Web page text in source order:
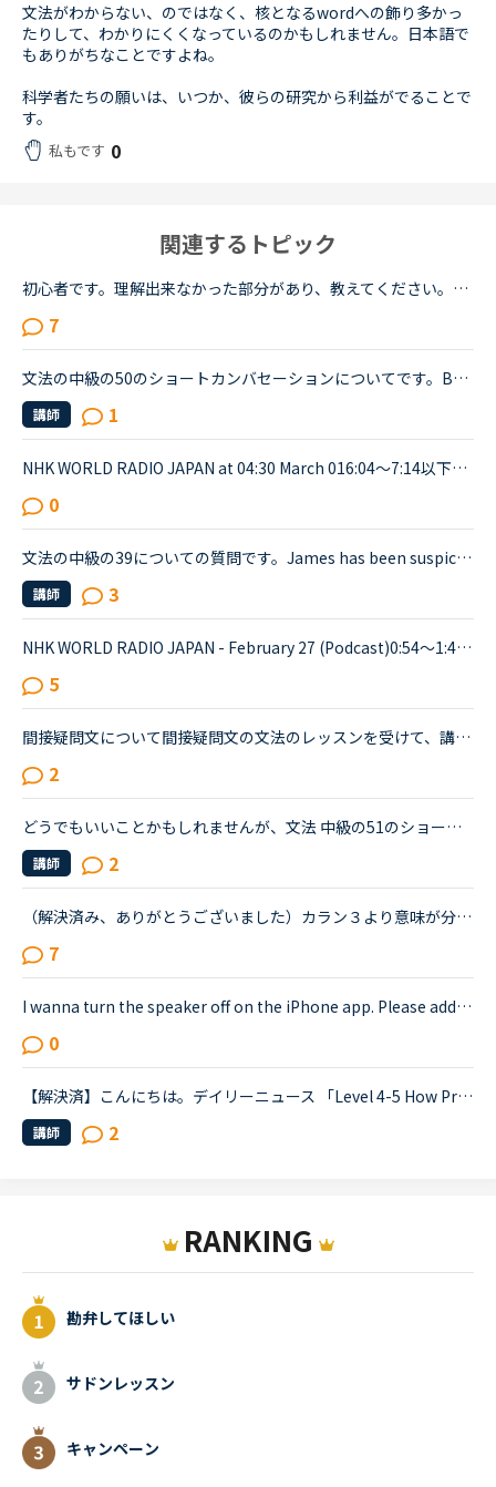
文法がわからない、のではなく、核となるwordへの飾り多かっ
たりして、わかりにくくなっているのかもしれません。日本語で
もありがちなことですよね。
科学者たちの願いは、いつか、彼らの研究から利益がでることで
す。
私もです 0
関連するトピック
初心者です。理解出来なかった部分があり、教えてください。James is asking Charlotte about Gabriella's birthday party. James When was Gabriella's birthday?Charlotte It was last weekend.James How was t...
7
文法の中級の50のショートカンバセーションについてです。Benjamin's son called him at his law firm while he was busy having a meeting. Benjamin &quot;What did my son say?&quot; Secretary &quot;He sai...
講師 1
NHK WORLD RADIO JAPAN at 04:30 March 016:04～7:14以下が音声をディクテーションしたものでしたが、音源が削除されてしまったので、このトピック自体をスルーしてください。An international research team of ...
0
文法の中級の39についての質問です。James has been suspicious about Andrew's strange behavior lately.James「 Frankly, I don't know why you are still going to that farm. You were only going there for ...
講師 3
NHK WORLD RADIO JAPAN - February 27 (Podcast)0:54～1:49The Japanese government is studying additional measures to prop up the tourist industry and smaller businesses hit hard by the spread of a ne...
5
間接疑問文について間接疑問文の文法のレッスンを受けて、講師からの訂正について疑問に思ったので、分かる方はご回答お願いします。通常、間接疑問文はI don’t know when she will come.のように「疑問詞＋S＋V...
2
どうでもいいことかもしれませんが、文法 中級の51のショートカンバセーションについて質問です。Daniel came back from Ben's house in the evening.Daniel “Ben asked me how you were doing. How was your day...
講師 2
（解決済み、ありがとうございました）カラン３より意味が分からない英文があり、教えていただけないでしょうか日本語訳は、私が考えたので間違えている可能性があります①質問How do we make a negative sentence...
7
I wanna turn the speaker off on the iPhone app. Please add a function to kill the speaker on the app.Very loud voice of tutors is coming from the speaker while tutors can not be hearing voice of us...
0
【解決済】こんにちは。デイリーニュース 「Level 4-5 How Processed Food Helped Humanity」 の第2パラグラフ、The small size of teeth in early humans can only be explained by food becoming easier to eat...
講師 2
RANKING
勘弁してほしい
サドンレッスン
キャンペーン